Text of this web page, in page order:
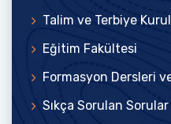
Talim ve Terbiye
Eğitim Fakültesi
Formasyon Dersleri
Sıkça Sorulan Sorular